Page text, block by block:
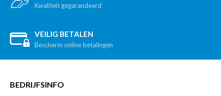
Kwaliteit gegarandeerd
VEILIG BETALEN
Bescherm online betalingen
BEDRIJFSINFO